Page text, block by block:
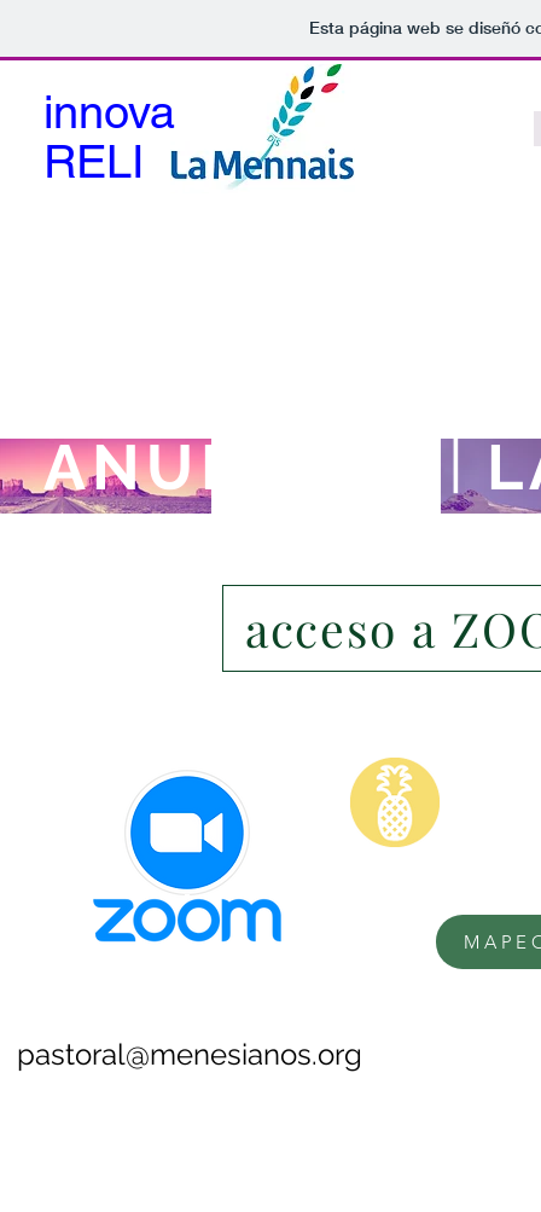
Esta página web se diseñó
innova
RELI
ANUNCIAD |
acceso a
COME
pastoral@menesianos.org